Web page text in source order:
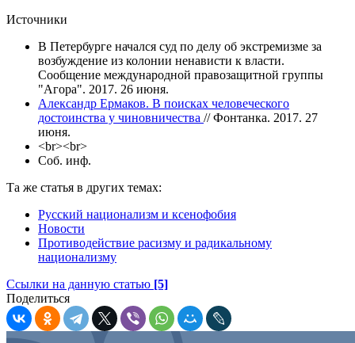
Источники
В Петербурге начался суд по делу об экстремизме за
возбуждение из колонии ненависти к власти.
Сообщение международной правозащитной группы
"Агора". 2017. 26 июня.
Александр Ермаков. В поисках человеческого
достоинства у чиновничества // Фонтанка. 2017. 27
июня.
<br><br>
Соб. инф.
Та же статья в других темах:
Русский национализм и ксенофобия
Новости
Противодействие расизму и радикальному
национализму
Ссылки на данную статью [5]
Поделиться